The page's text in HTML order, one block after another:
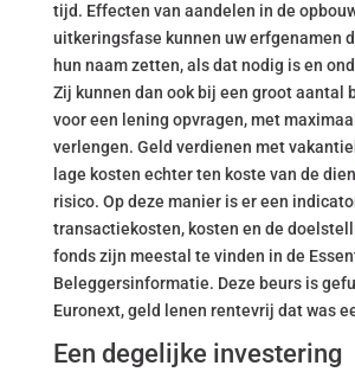
tijd. Effecten van aandelen in de
uitkeringsfase kunnen uw erfgenamen
hun naam zetten, als dat nodig is en
Zij kunnen dan ook bij een groot aantal
voor een lening opvragen, met
verlengen. Geld verdienen met
lage kosten echter ten koste van de
risico. Op deze manier is er een
transactiekosten, kosten en de
fonds zijn meestal te vinden in de
Beleggersinformatie. Deze beurs is
Euronext, geld lenen rentevrij dat was
Een degelijke investering